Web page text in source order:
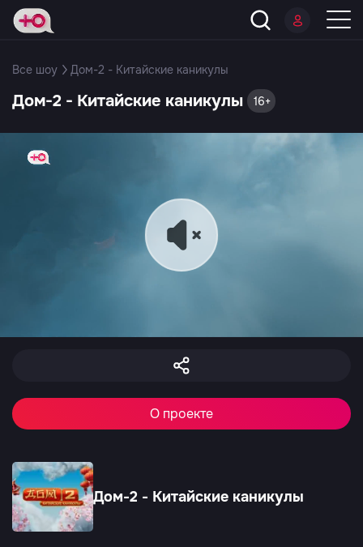
Все шоу Дом-2 - Китайские каникулы
Дом-2 - Китайские каникулы 16+
О проекте
Дом-2 - Китайские каникулы